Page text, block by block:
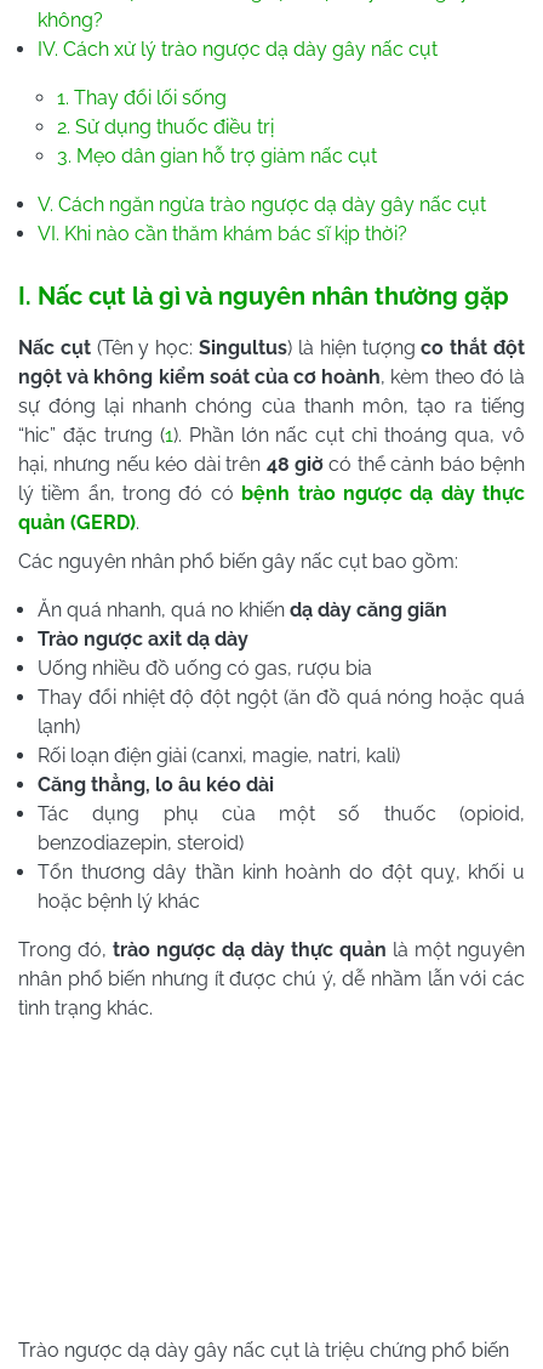
không?
IV. Cách xử lý trào ngược dạ dày gây nấc cụt
1. Thay đổi lối sống
2. Sử dụng thuốc điều trị
3. Mẹo dân gian hỗ trợ giảm nấc cụt
V. Cách ngăn ngừa trào ngược dạ dày gây nấc cụt
VI. Khi nào cần thăm khám bác sĩ kịp thời?
I. Nấc cụt là gì và nguyên nhân thường gặp
Nấc cụt(Tên y học:Singultus) là hiện tượngco thắt đột
ngột và không kiểm soát của cơ hoành, kèm theo đó là
sự đóng lại nhanh chóng của thanh môn, tạo ra tiếng
“hic” đặc trưng (1). Phần lớn nấc cụt chỉ thoáng qua, vô
hại, nhưng nếu kéo dài trên 48 giờcó thể cảnh báo bệnh
lý tiềm ẩn, trong đó có bệnh trào ngược dạ dày thực
quản (GERD).
Các nguyên nhân phổ biến gây nấc cụt bao gồm:
Ăn quá nhanh, quá no khiến dạ dày căng giãn
Trào ngược axit dạ dày
Uống nhiều đồ uống có gas, rượu bia
Thay đổi nhiệt độ đột ngột (ăn đồ quá nóng hoặc quá
lạnh)
Rối loạn điện giải (canxi, magie, natri, kali)
Căng thẳng, lo âu kéo dài
Tác dụng phụ của một số thuốc (opioid,
benzodiazepin, steroid)
Tổn thương dây thần kinh hoành do đột quỵ, khối u
hoặc bệnh lý khác
Trong đó, trào ngược dạ dày thực quản là một nguyên
nhân phổ biến nhưng ít được chú ý, dễ nhầm lẫn với các
tình trạng khác.
Trào ngược dạ dày gây nấc cụt là triệu chứng phổ biến